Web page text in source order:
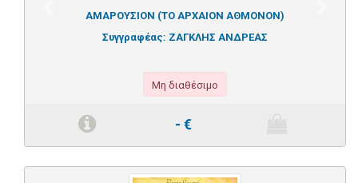
ΑΜΑΡΟΥΣΙΟΝ (ΤΟ ΑΡΧΑΙΟΝ ΑΘΜΟΝΟΝ)
Συγγραφέας: ΖΑΓΚΛΗΣ ΑΝΔΡΕΑΣ
Μη διαθέσιμο
- €
Previous